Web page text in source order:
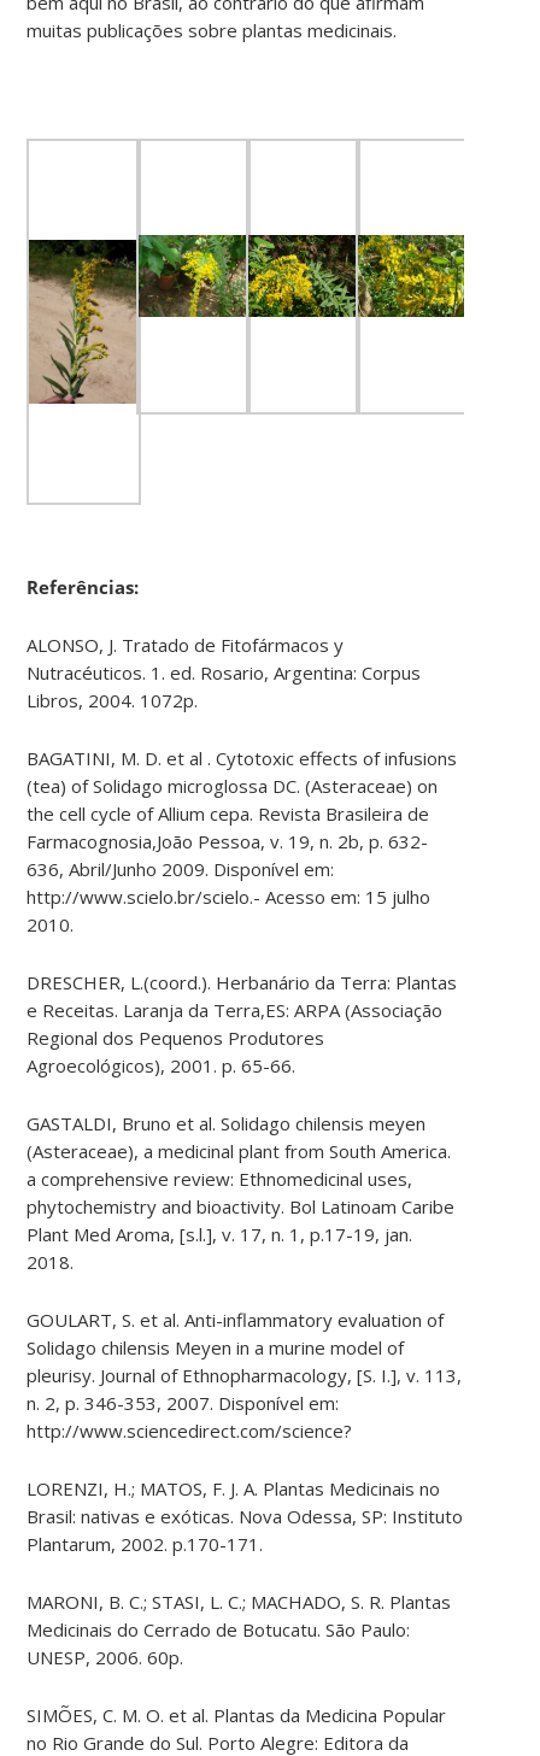
muitas publicações sobre plantas medicinais.
Referências:
ALONSO, J. Tratado de Fitofármacos y
Nutracéuticos. 1. ed. Rosario, Argentina: Corpus
Libros, 2004. 1072p.
BAGATINI, M. D. et al . Cytotoxic effects of infusions
(tea) of Solidago microglossa DC. (Asteraceae) on
the cell cycle of Allium cepa. Revista Brasileira de
Farmacognosia,João Pessoa, v. 19, n. 2b, p. 632-
636, Abril/Junho 2009. Disponível em:
http://www.scielo.br/scielo.- Acesso em: 15 julho
2010.
DRESCHER, L.(coord.). Herbanário da Terra: Plantas
e Receitas. Laranja da Terra,ES: ARPA (Associação
Regional dos Pequenos Produtores
Agroecológicos), 2001. p. 65-66.
GASTALDI, Bruno et al. Solidago chilensis meyen
(Asteraceae), a medicinal plant from South America.
a comprehensive review: Ethnomedicinal uses,
phytochemistry and bioactivity. Bol Latinoam Caribe
Plant Med Aroma, [s.l.], v. 17, n. 1, p.17-19, jan.
2018.
GOULART, S. et al. Anti-inflammatory evaluation of
Solidago chilensis Meyen in a murine model of
pleurisy. Journal of Ethnopharmacology, [S. I.], v. 113,
n. 2, p. 346-353, 2007. Disponível em:
http://www.sciencedirect.com/science?
LORENZI, H.; MATOS, F. J. A. Plantas Medicinais no
Brasil: nativas e exóticas. Nova Odessa, SP: Instituto
Plantarum, 2002. p.170-171.
MARONI, B. C.; STASI, L. C.; MACHADO, S. R. Plantas
Medicinais do Cerrado de Botucatu. São Paulo:
UNESP, 2006. 60p.
SIMÕES, C. M. O. et al. Plantas da Medicina Popular
no Rio Grande do Sul. Porto Alegre: Editora da